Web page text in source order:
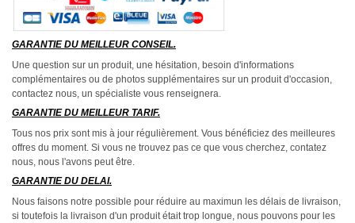
GARANTIE DU MEILLEUR CONSEIL.
Une question sur un produit, une hésitation, besoin d'informations
complémentaires ou de photos supplémentaires sur un produit d'occasion,
contactez nous, un spécialiste vous renseignera.
GARANTIE DU MEILLEUR TARIF.
Tous nos prix sont mis à jour régulièrement. Vous bénéficiez des meilleures
offres du moment. Si vous ne trouvez pas ce que vous cherchez, contatez
nous, nous l'avons peut être.
GARANTIE DU DELAI.
Nous faisons notre possible pour réduire au maximun les délais de livraison,
si toutefois la livraison d'un produit était trop longue, nous pouvons pour les